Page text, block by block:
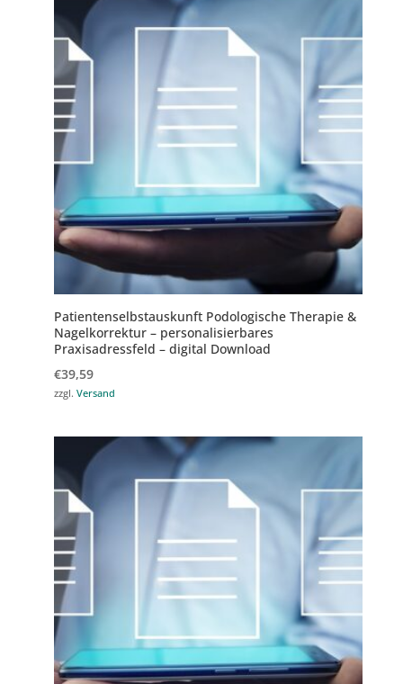
Patientenselbstauskunft Podologische Therapie &
Nagelkorrektur – personalisierbares
Praxisadressfeld – digital Download
€39,59
zzgl. Versand